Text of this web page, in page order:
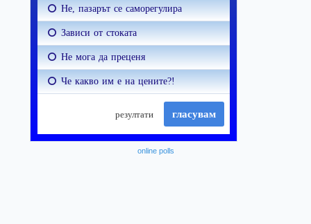
online polls